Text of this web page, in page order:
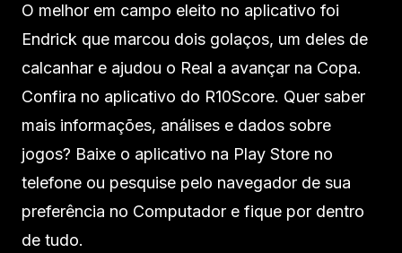
O melhor em campo eleito no aplicativo foi
Endrick que marcou dois golaços, um deles de
calcanhar e ajudou o Real a avançar na Copa.
Confira no aplicativo do R10Score. Quer saber
mais informações, análises e dados sobre
jogos? Baixe o aplicativo na Play Store no
telefone ou pesquise pelo navegador de sua
preferência no Computador e fique por dentro
de tudo.